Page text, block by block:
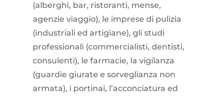
(alberghi, bar, ristoranti, mense,
agenzie viaggio), le imprese di pulizia
(industriali ed artigiane), gli studi
professionali (commercialisti, dentisti,
consulenti), le farmacie, la vigilanza
(guardie giurate e sorveglianza non
armata), i portinai, l’acconciatura ed